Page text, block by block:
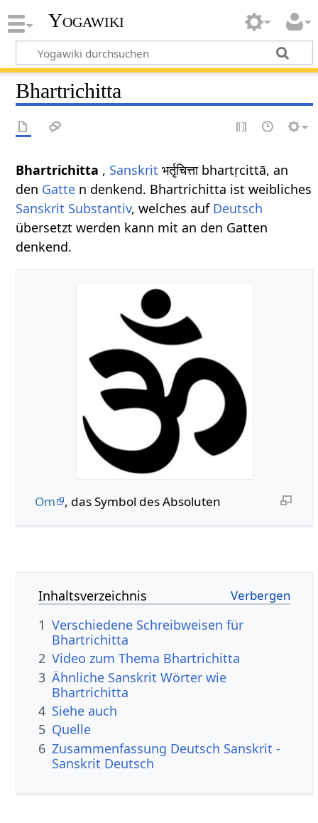
Yogawiki
Bhartrichitta
Bhartrichitta , Sanskrit भर्तृचित्ता bhartṛcittā, an
den Gatte n denkend. Bhartrichitta ist weibliches
Sanskrit Substantiv, welches auf Deutsch
übersetzt werden kann mit an den Gatten
denkend.
Om , das Symbol des Absoluten
Inhaltsverzeichnis
1 Verschiedene Schreibweisen für
Bhartrichitta
2 Video zum Thema Bhartrichitta
3 Ähnliche Sanskrit Wörter wie
Bhartrichitta
4 Siehe auch
5 Quelle
6 Zusammenfassung Deutsch Sanskrit -
Sanskrit Deutsch